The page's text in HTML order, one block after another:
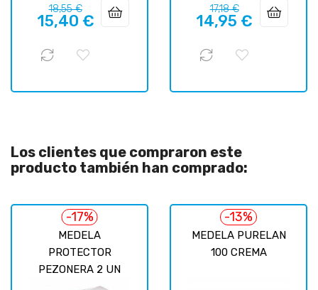
Precio
regular
18,55 €Precio
15,40 €
Precio
regular
17,18 €Precio
14,95 €
Los clientes que compraron este
producto también han comprado:
MEDELA
PROTECTOR
PEZONERA 2 UN
-17%
MEDELA PURELAN
100 CREMA
-13%